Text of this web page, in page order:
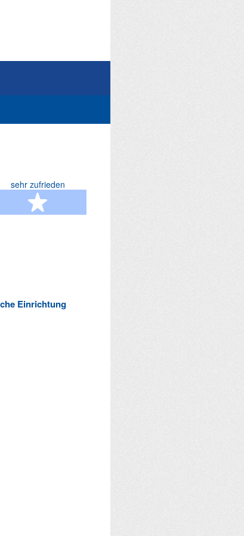
sehr zufrieden
5 Sterne
Einrichtung